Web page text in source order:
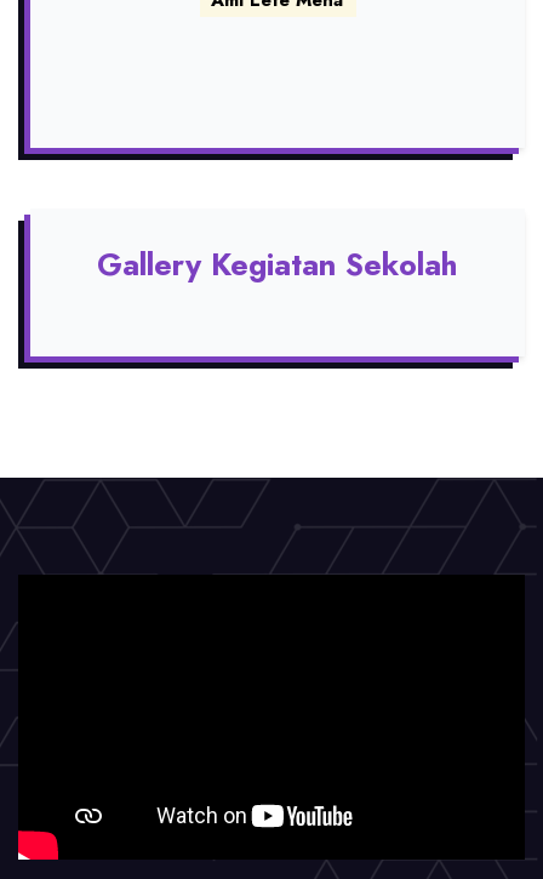
Gallery Kegiatan Sekolah